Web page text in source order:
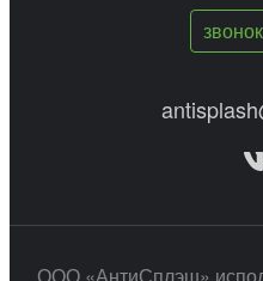
ООО «АнтиСплэш»